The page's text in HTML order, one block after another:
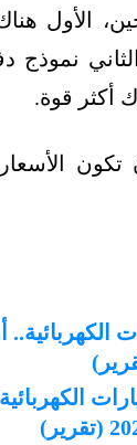
الأول
نموذج
أكثر قوة.